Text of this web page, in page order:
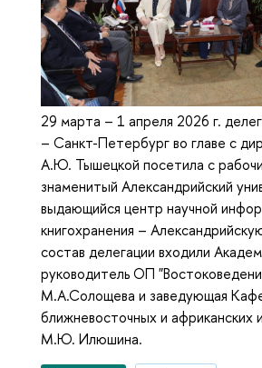
29 марта – 1 апреля 2026 г.
– Санкт-Петербург во главе с
А.Ю. Тышецкой посетила с
знаменитый Александрийский
выдающийся центр научной
книгохранения –
состав делегации входили
руководитель ОП
М.А.Солощева и заведующая
ближневосточных и африканских
М.Ю. Илюшина.